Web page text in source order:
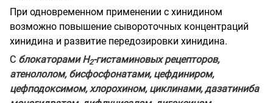
При одновременном применении с хинидином
возможно повышение сывороточных концентраций
хинидина и развитие передозировки хинидина.
С блокаторами Н2-гистаминовых рецепторов,
атенололом, бисфосфонатами, цефдиниром,
цефподоксимом, хлорохином, циклинами, дазатиниба